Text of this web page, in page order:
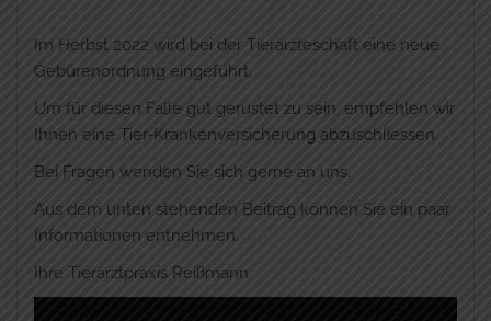
Im Herbst 2022 wird bei der Tierärzteschaft eine neue
Gebürenordnung eingeführt.
Um für diesen Falle gut gerüstet zu sein, empfehlen wir
Ihnen eine Tier-Krankenversicherung abzuschliessen.
Bei Fragen wenden Sie sich gerne an uns.
Aus dem unten stehenden Beitrag können Sie ein paar
Informationen entnehmen.
Ihre Tierarztpraxis Reißmann